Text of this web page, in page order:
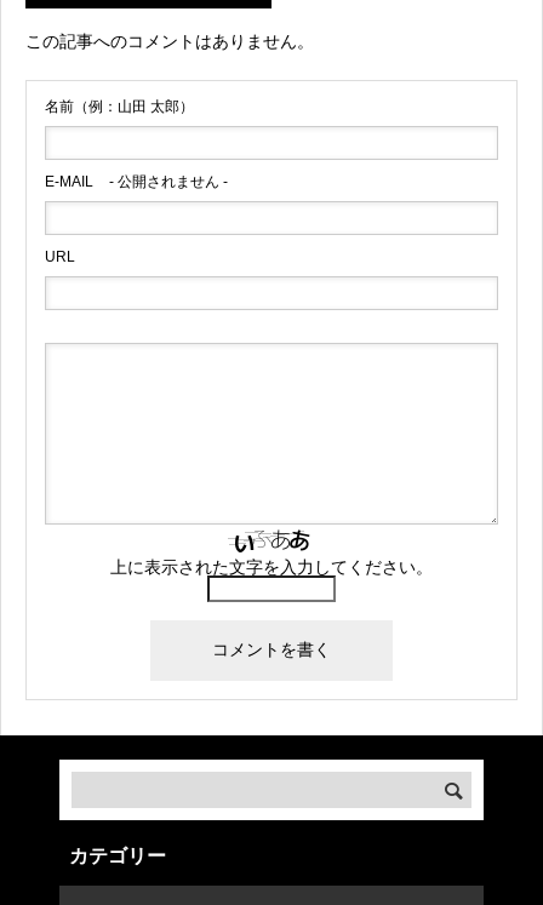
この記事へのコメントはありません。
名前（例：山田 太郎）
E-MAIL - 公開されません -
URL
上に表示された文字を入力してください。
カテゴリー